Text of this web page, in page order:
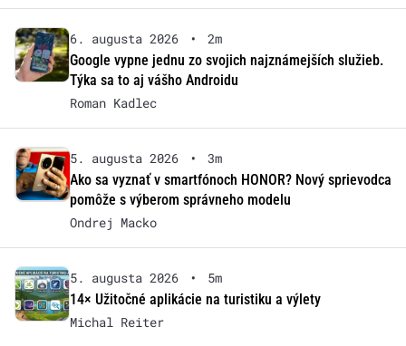
6. augusta 2026 •
2m
Google vypne jednu zo svojich najznámejších služieb.
Týka sa to aj vášho Androidu
Roman Kadlec
5. augusta 2026 •
3m
Ako sa vyznať v smartfónoch HONOR? Nový sprievodca
pomôže s výberom správneho modelu
Ondrej Macko
5. augusta 2026 •
5m
14× Užitočné aplikácie na turistiku a výlety
Michal Reiter